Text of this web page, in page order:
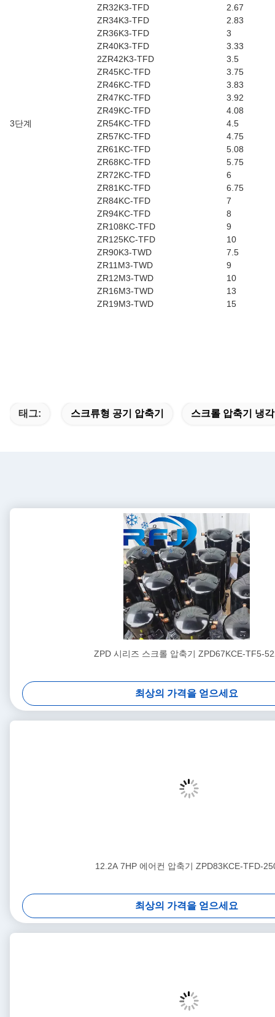
3단계
ZR32K3-TFD
2.67
ZR34K3-TFD
2.83
ZR36K3-TFD
3
ZR40K3-TFD
3.33
2ZR42K3-TFD
3.5
ZR45KC-TFD
3.75
ZR46KC-TFD
3.83
ZR47KC-TFD
3.92
ZR49KC-TFD
4.08
ZR54KC-TFD
4.5
ZR57KC-TFD
4.75
ZR61KC-TFD
5.08
ZR68KC-TFD
5.75
ZR72KC-TFD
6
ZR81KC-TFD
6.75
ZR84KC-TFD
7
ZR94KC-TFD
8
ZR108KC-TFD
9
ZR125KC-TFD
10
ZR90K3-TWD
7.5
ZR11M3-TWD
9
ZR12M3-TWD
10
ZR16M3-TWD
13
ZR19M3-TWD
15
태그: 스크류형 공기 압축기 스크롤 압축기 냉각
ZPD 시리즈 스크롤 압축기 ZPD67KCE-TF5-
최상의 가격을 얻으세요
12.2A 7HP 에어컨 압축기 ZPD83KCE-TFD-
최상의 가격을 얻으세요